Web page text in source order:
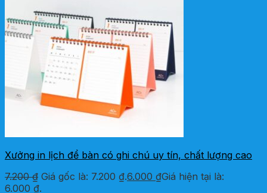
Xưởng in lịch để bàn có ghi chú uy tín, chất lượng cao
7.200₫ Giá gốc là: 7.200 ₫.6.000 ₫Giá hiện tại là:
6.000 ₫.